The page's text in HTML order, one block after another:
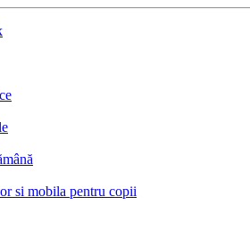
si mobila pentru copii